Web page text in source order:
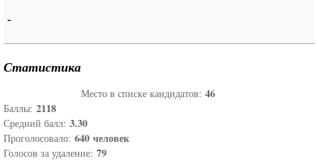
-
Статистика
Место в списке кандидатов: 46
Баллы: 2118
Средний балл: 3.30
Проголосовало: 640 человек
Голосов за удаление: 79